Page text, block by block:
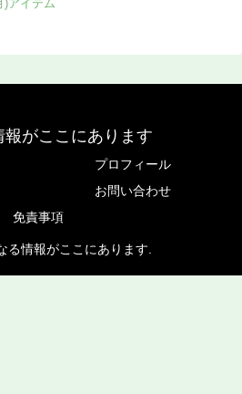
)アイテム
報がここにあります
プロフィール
お問い合わせ
免責事項
る情報がここにあります.